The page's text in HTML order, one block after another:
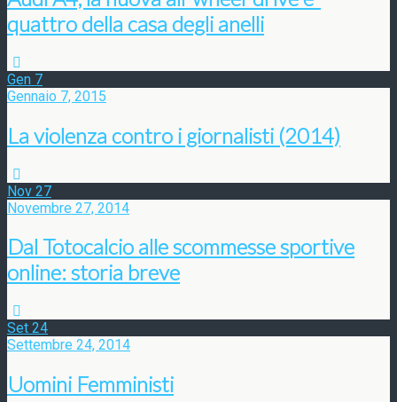
quattro della casa degli anelli
Gen 7
Gennaio 7, 2015
La violenza contro i giornalisti (2014)
Nov 27
Novembre 27, 2014
Dal Totocalcio alle scommesse sportive
online: storia breve
Set 24
Settembre 24, 2014
Uomini Femministi